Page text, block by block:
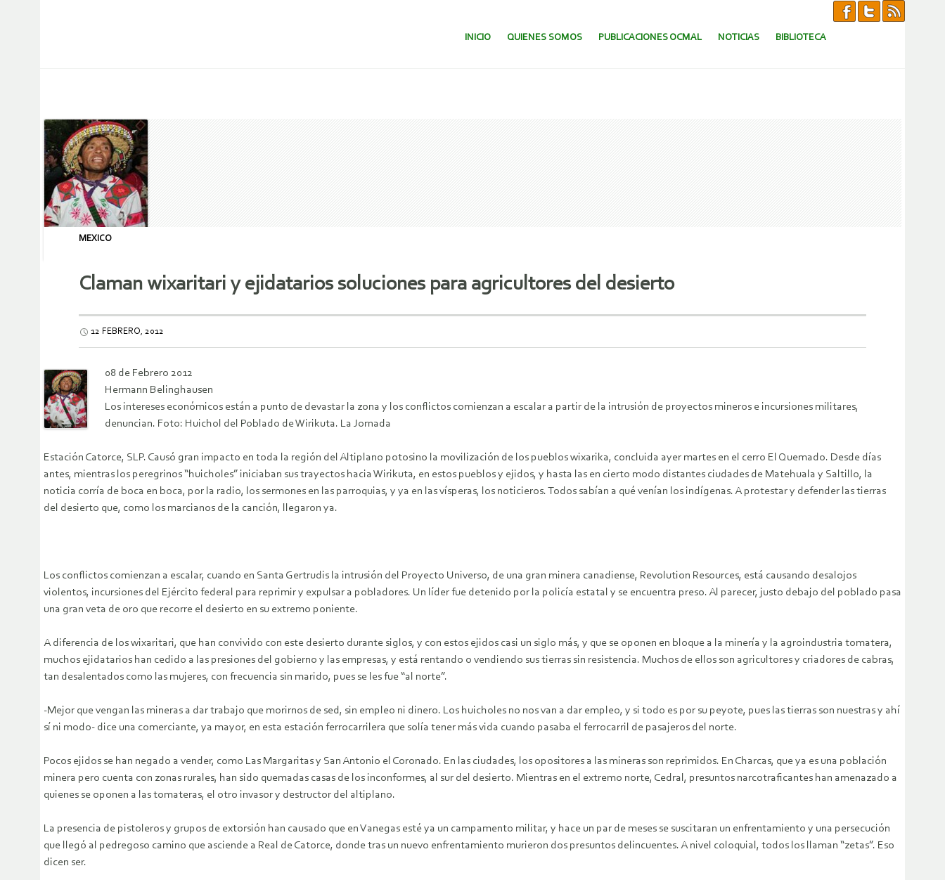
SALTAR AL CONTENIDO.
INICIO QUIENES SOMOS PUBLICACIONES OCMAL NOTICIAS BIBLIOTECA
MEXICO
Claman wixaritari y ejidatarios soluciones para agricultores del desierto
12 FEBRERO, 2012
08 de Febrero 2012
Hermann Belinghausen
Los intereses económicos están a punto de devastar la zona y los conflictos comienzan a escalar a partir de la intrusión de proyectos mineros e incursiones militares,
denuncian. Foto: Huichol del Poblado de Wirikuta. La Jornada
Estación Catorce, SLP. Causó gran impacto en toda la región del Altiplano potosino la movilización de los pueblos wixarika, concluida ayer martes en el cerro El Quemado. Desde días
antes, mientras los peregrinos “huicholes” iniciaban sus trayectos hacia Wirikuta, en estos pueblos y ejidos, y hasta las en cierto modo distantes ciudades de Matehuala y Saltillo, la
noticia corría de boca en boca, por la radio, los sermones en las parroquias, y ya en las vísperas, los noticieros. Todos sabían a qué venían los indígenas. A protestar y defender las tierras
del desierto que, como los marcianos de la canción, llegaron ya.
Los conflictos comienzan a escalar, cuando en Santa Gertrudis la intrusión del Proyecto Universo, de una gran minera canadiense, Revolution Resources, está causando desalojos
violentos, incursiones del Ejército federal para reprimir y expulsar a pobladores. Un líder fue detenido por la policía estatal y se encuentra preso. Al parecer, justo debajo del poblado pasa
una gran veta de oro que recorre el desierto en su extremo poniente.
A diferencia de los wixaritari, que han convivido con este desierto durante siglos, y con estos ejidos casi un siglo más, y que se oponen en bloque a la minería y la agroindustria tomatera,
muchos ejidatarios han cedido a las presiones del gobierno y las empresas, y está rentando o vendiendo sus tierras sin resistencia. Muchos de ellos son agricultores y criadores de cabras,
tan desalentados como las mujeres, con frecuencia sin marido, pues se les fue “al norte”.
-Mejor que vengan las mineras a dar trabajo que morirnos de sed, sin empleo ni dinero. Los huicholes no nos van a dar empleo, y si todo es por su peyote, pues las tierras son nuestras y ahí
sí ni modo- dice una comerciante, ya mayor, en esta estación ferrocarrilera que solía tener más vida cuando pasaba el ferrocarril de pasajeros del norte.
Pocos ejidos se han negado a vender, como Las Margaritas y San Antonio el Coronado. En las ciudades, los opositores a las mineras son reprimidos. En Charcas, que ya es una población
minera pero cuenta con zonas rurales, han sido quemadas casas de los inconformes, al sur del desierto. Mientras en el extremo norte, Cedral, presuntos narcotraficantes han amenazado a
quienes se oponen a las tomateras, el otro invasor y destructor del altiplano.
La presencia de pistoleros y grupos de extorsión han causado que en Vanegas esté ya un campamento militar, y hace un par de meses se suscitaran un enfrentamiento y una persecución
que llegó al pedregoso camino que asciende a Real de Catorce, donde tras un nuevo enfrentamiento murieron dos presuntos delincuentes. A nivel coloquial, todos los llaman “zetas”. Eso
dicen ser.